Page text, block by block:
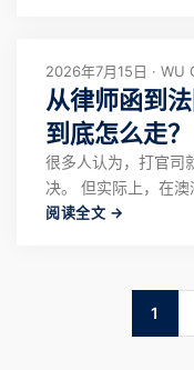
决于事实本
2026年7月15日 · WU
从律师函到
到底怎么走？
很多人认为，打官司
决。 但实际上，在
是成本战。真正走进
事纠纷主要包括以
阅读全文 →
1